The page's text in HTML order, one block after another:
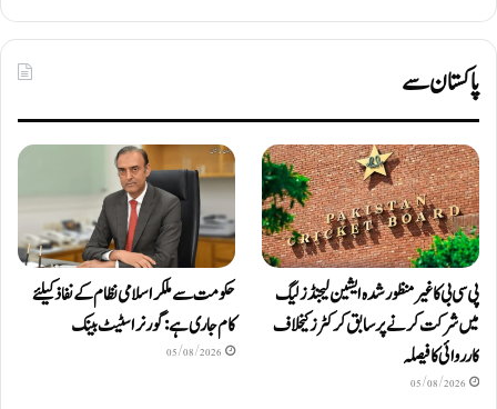
پاکستان سے
پی سی بی کا غیر منظور شدہ ایشین لیجنڈز لیگ
میں شرکت کرنے پر سابق کرکٹرز کیخلاف
کارروائی کا فیصلہ
05/08/2026
حکومت سے ملکر اسلامی نظام کے نفاذ کیلئے
کام جاری ہے: گورنر اسٹیٹ بینک
05/08/2026